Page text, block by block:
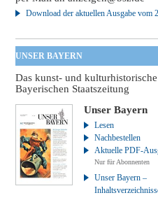
Download der aktuellen Ausgabe
UNSER BAYERN
Das kunst- und
Bayerischen Staatszeitung
Unser Bayern
Lesen
Nachbestellen
Aktuelle PDF-
Nur für Abonnenten
Unser Bayern –